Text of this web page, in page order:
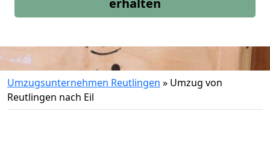
erhalten
Umzugsunternehmen Reutlingen » Umzug von
Reutlingen nach Eil